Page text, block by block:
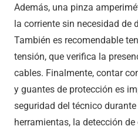
Además, una pinza
la corriente sin necesidad de
También es recomendable
tensión, que verifica la
cables. Finalmente, contar
y guantes de protección es
seguridad del técnico
herramientas, la detección